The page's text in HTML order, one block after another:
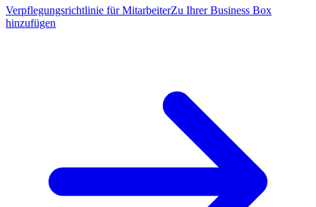
Verpflegungsrichtlinie für MitarbeiterZu Ihrer Business Box
hinzufügen